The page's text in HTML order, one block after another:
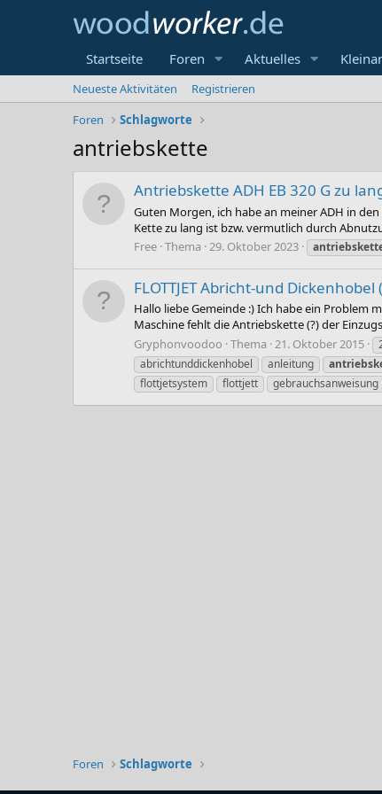
Startseite Foren Aktuelles
Neueste Aktivitäten
Registrieren
Foren
Schlagworte
antriebskette
Antriebskette ADH EB 320 G zu
Guten Morgen, ich habe an meiner ADH in
Kette zu lang ist bzw. vermutlich durch
Free Thema 29. Oktober 2023
FLOTTJET Abricht-und Dickenhobel
Hallo liebe Gemeinde :) Ich habe ein Problem
Maschine fehlt die Antriebskette (?) der
Gryphonvoodoo Thema 21. Oktober 2015
abrichtunddickenhobel
anleitung
flottjetsystem
flottjett gebrauchsanweisung
Foren Schlagworte